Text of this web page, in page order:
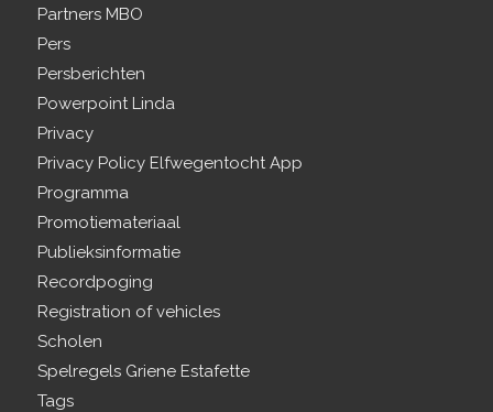
Partners MBO
Pers
Persberichten
Powerpoint Linda
Privacy
Privacy Policy Elfwegentocht App
Programma
Promotiemateriaal
Publieksinformatie
Recordpoging
Registration of vehicles
Scholen
Spelregels Griene Estafette
Tags